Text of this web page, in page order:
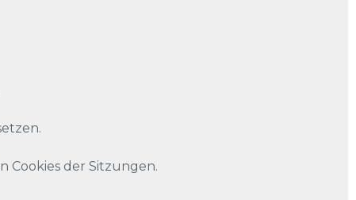
Cookies der Sitzungen.